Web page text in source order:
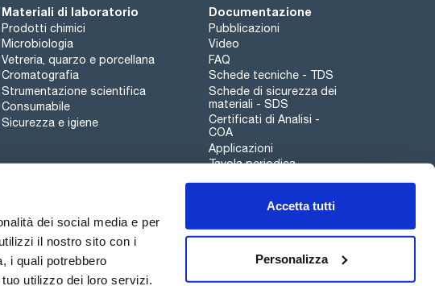
dei social media e per
il nostro sito con i
i quali potrebbero
utilizzo dei loro servizi.
Accetta tutti
Personalizza
Materiali di laboratorio
Prodotti chimici
Microbiologia
Vetreria, quarzo e porcellana
Cromatografia
Strumentazione scientifica
Consumabile
Sicurezza e igiene
Documentazione
Pubblicazioni
Video
FAQ
Schede tecniche - TDS
Schede di sicurezza dei
materiali - SDS
Certificati di Analisi -
COA
Applicazioni
Tavola periodica
Canale di segnalazioni